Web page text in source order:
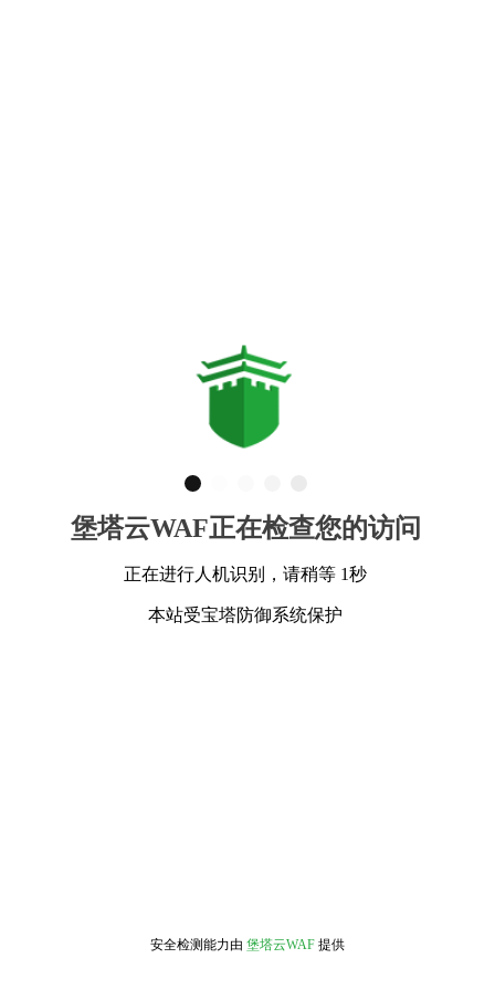
堡塔云WAF正在检查您的访问
正在进行人机识别，请稍等 1秒
本站受宝塔防御系统保护
安全检测能力由 堡塔云WAF 提供